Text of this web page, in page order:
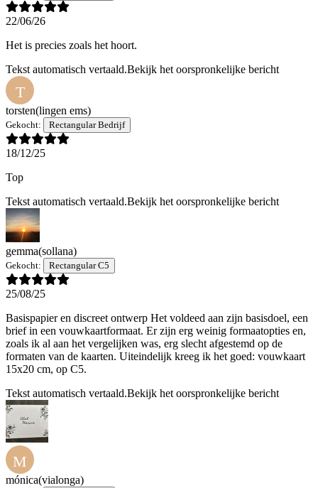
22/06/26
Het is precies zoals het hoort.
Tekst automatisch vertaald.Bekijk het oorspronkelijke bericht
T
torsten(lingen ems)
Gekocht: Rectangular Bedrijf
18/12/25
Top
Tekst automatisch vertaald.Bekijk het oorspronkelijke bericht
gemma(sollana)
Gekocht: Rectangular C5
25/08/25
Basispapier en discreet ontwerp Het voldeed aan zijn basisdoel, een
brief in een vouwkaartformaat. Er zijn erg weinig formaatopties en,
zoals ik al aan het vergelijken was, erg slecht afgestemd op de
formaten van de kaarten. Uiteindelijk kreeg ik het goed: vouwkaart
15x20 cm, op C5.
Tekst automatisch vertaald.Bekijk het oorspronkelijke bericht
M
mónica(vialonga)